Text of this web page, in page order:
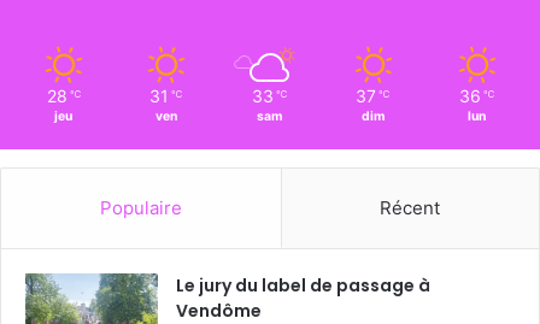
28 ℃
jeu
31 ℃
ven
33 ℃
sam
37 ℃
dim
36 ℃
lun
Populaire Récent
Le jury du label de passage à
Vendôme